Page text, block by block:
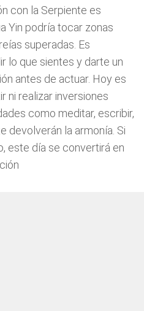
con la Serpiente es
Yin podría tocar zonas
superadas. Es
lo que sientes y darte un
antes de actuar. Hoy es
ni realizar inversiones
como meditar, escribir,
devolverán la armonía. Si
este día se convertirá en